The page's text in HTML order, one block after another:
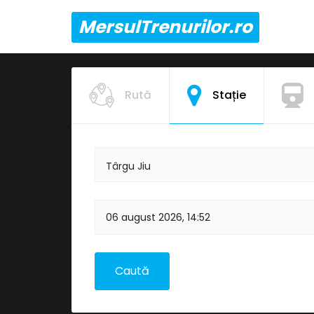
MersulTrenurilor.ro
Rută Stație
Târgu Jiu